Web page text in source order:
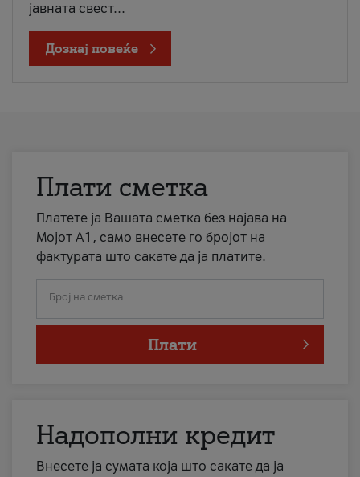
јавната свест...
Дознај повеќе
Плати сметка
Платете ја Вашата сметка без најава на
Мојот А1, само внесете го бројот на
фактурата што сакате да ја платите.
Број на сметка
Плати
Надополни кредит
Внесете ја сумата која што сакате да ја